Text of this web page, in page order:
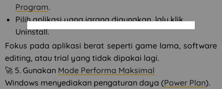
Program.
Pilih aplikasi yang jarang digunakan, lalu klik
Uninstall.
Fokus pada aplikasi berat seperti game lama, software
editing, atau trial yang tidak dipakai lagi.
🚀 5. Gunakan Mode Performa Maksimal
Windows menyediakan pengaturan daya (Power Plan).